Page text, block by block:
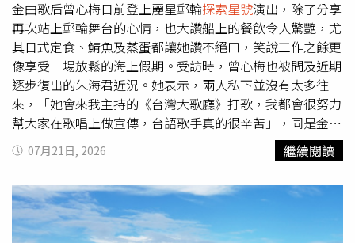
金曲歌后曾心梅日前登上麗星郵輪探索星號演出，除了分享
再次站上郵輪舞台的心情，也大讚船上的餐飲令人驚艷，尤
其日式定食、鯖魚及蒸蛋都讓她讚不絕口，笑說工作之餘更
像享受一場放鬆的海上假期。受訪時，曾心梅也被問及近期
逐步復出的朱海君近況。她表示，兩人私下並沒有太多往
來，「她會來我主持的《台灣大歌廳》打歌，我都會很努力
幫大家在歌唱上做宣傳，台語歌手真的很辛苦」，同是金曲
歌后的兩人彼此惺惺相惜曾心梅透露，最近一次見到朱海君
是在錄製《超級夜總會》時，當時特別向對方說了一句「加
油」，並真誠表示：「其實說再多，很多事情還是要靠自
己，但我是發自內心祝福她，希望她越來越好。」朱海君近
期逐步復出，接下不少工作。（圖／蘇聖倫攝）除了曾心梅
外，麗星郵輪暑假檔期將持續推出多場精彩主題航次。8月9
07月21日, 2026 繼續閱讀